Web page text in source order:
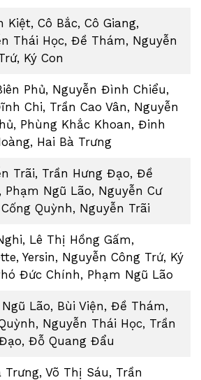
Kiệt, Cô Bắc, Cô Giang,
Thái Học, Đề Thám, Nguyễn
Ký Con
Phủ, Nguyễn Đình Chiểu,
Chi, Trần Cao Vân, Nguyễn
Phùng Khắc Khoan, Đinh
Hai Bà Trưng
Trãi, Trần Hưng Đạo, Đề
Phạm Ngũ Lão, Nguyễn Cư
Quỳnh, Nguyễn Trãi
Lê Thị Hồng Gấm,
Yersin, Nguyễn Công Trứ, Ký
Đức Chính, Phạm Ngũ Lão
Lão, Bùi Viện, Đề Thám,
Nguyễn Thái Học, Trần
Đỗ Quang Đẩu
Trưng, Võ Thị Sáu, Trần